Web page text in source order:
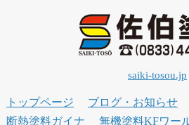
saiki-tosou.jp
トップページ ブログ・お知らせ
断熱塗料ガイナ
無機塗料KFワー